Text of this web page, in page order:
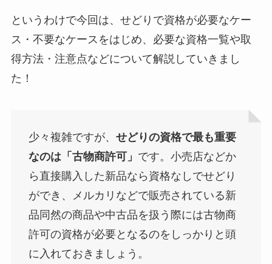
というわけで今回は、せどりで資格が必要なケー
ス・不要なケースをはじめ、必要な資格一覧や取
得方法・注意点などについて解説していきまし
た！
少々複雑ですが、 せどりの資格で最も重要
なのは「古物商許可」 です。小売店などか
ら直接購入した新品なら資格なしでせどり
ができ、メルカリなどで販売されている新
品同然の商品や中古品を扱う際には古物商
許可の資格が必要となるのをしっかりと頭
に入れておきましょう。